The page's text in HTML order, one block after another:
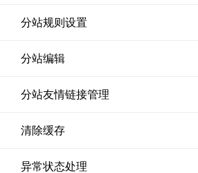
分站规则设置
分站编辑
分站友情链接管理
清除缓存
异常状态处理